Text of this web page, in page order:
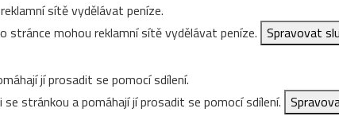
sítě vydělávat peníze.
stránce mohou reklamní sítě vydělávat peníze. Spravovat
jí prosadit se pomocí sdílení.
stránkou a pomáhají jí prosadit se pomocí sdílení.